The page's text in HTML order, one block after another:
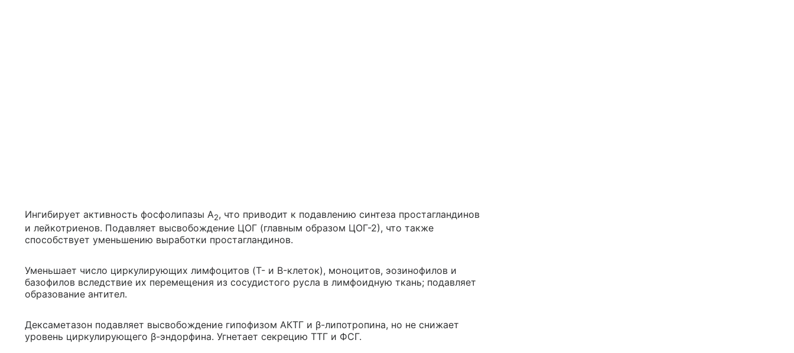
Ингибирует активность фосфолипазы А2, что приводит к подавлению синтеза простагландинов
и лейкотриенов. Подавляет высвобождение ЦОГ (главным образом ЦОГ-2), что также
способствует уменьшению выработки простагландинов.
Уменьшает число циркулирующих лимфоцитов (T- и B-клеток), моноцитов, эозинофилов и
базофилов вследствие их перемещения из сосудистого русла в лимфоидную ткань; подавляет
образование антител.
Дексаметазон подавляет высвобождение гипофизом АКТГ и β-липотропина, но не снижает
уровень циркулирующего β-эндорфина. Угнетает секрецию ТТГ и ФСГ.